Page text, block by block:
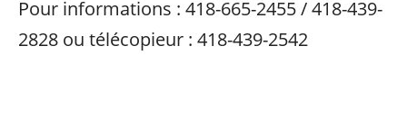
Pour informations : 418-665-2455 / 418-439-
2828 ou télécopieur : 418-439-2542